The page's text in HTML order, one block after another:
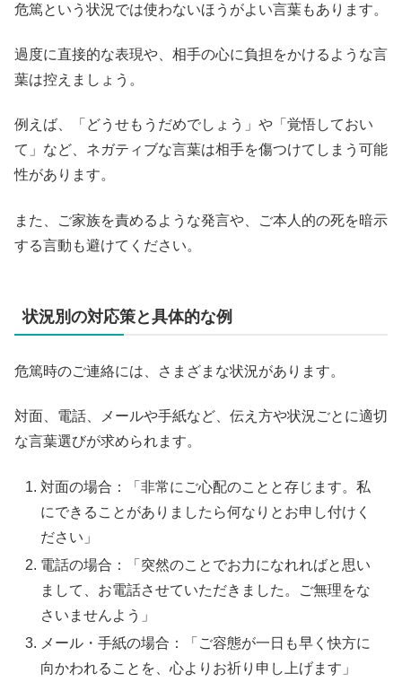
危篤という状況では使わないほうがよい言葉もあります。
過度に直接的な表現や、相手の心に負担をかけるような言
葉は控えましょう。
例えば、「どうせもうだめでしょう」や「覚悟しておい
て」など、ネガティブな言葉は相手を傷つけてしまう可能
性があります。
また、ご家族を責めるような発言や、ご本人的の死を暗示
する言動も避けてください。
状況別の対応策と具体的な例
危篤時のご連絡には、さまざまな状況があります。
対面、電話、メールや手紙など、伝え方や状況ごとに適切
な言葉選びが求められます。
対面の場合：「非常にご心配のことと存じます。私
にできることがありましたら何なりとお申し付けく
ださい」
電話の場合：「突然のことでお力になれればと思い
まして、お電話させていただきました。ご無理をな
さいませんよう」
メール・手紙の場合：「ご容態が一日も早く快方に
向かわれることを、心よりお祈り申し上げます」